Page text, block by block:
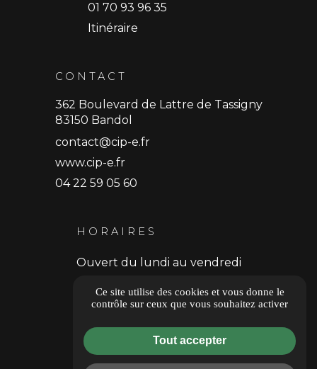
01 70 93 96 35
Itinéraire
CONTACT
362 Boulevard de Lattre de Tassigny
83150 Bandol
contact@cip-e.fr
www.cip-e.fr
04 22 59 05 60
HORAIRES
Ouvert du lundi au vendredi
Donner un avis
Ce site utilise des cookies et vous donne le
contrôle sur ceux que vous souhaitez activer
Tout accepter